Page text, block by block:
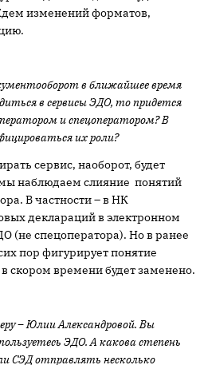
изменений форматов,
в ближайшее время
в сервисы ЭДО, то придется
и спецоператором?В
их роли?
сервис, наоборот, будет
наблюдаем слияние понятий
В частности – в НК
деклараций в электронном
(не спецоператора). Но в ранее
пор фигурирует понятие
скором времени будет заменено.
– Юлии Александровой. Вы
ЭДО. А какова степень
СЭД отправлять несколько